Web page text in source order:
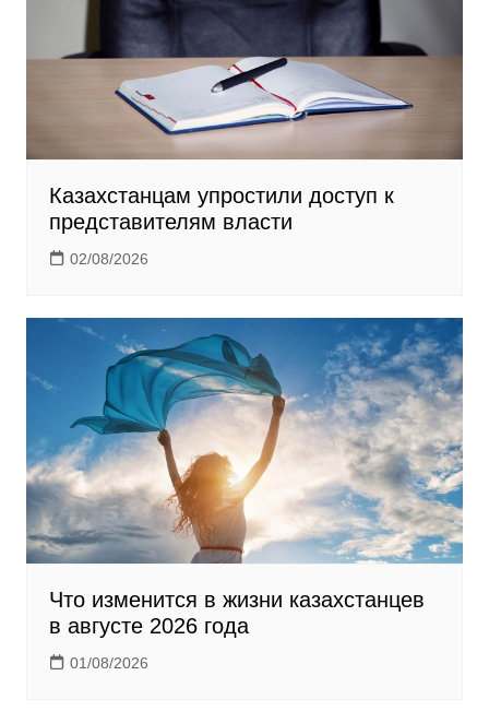
Казахстанцам упростили доступ к
представителям власти
02/08/2026
Что изменится в жизни казахстанцев
в августе 2026 года
01/08/2026